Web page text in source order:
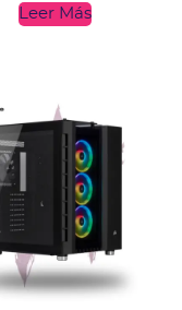
Leer Más